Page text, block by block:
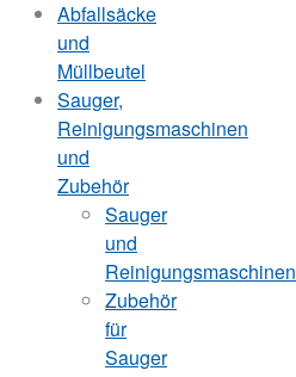
Abfallsäcke
und
Müllbeutel
Sauger,
Reinigungsmaschinen
und
Zubehör
Sauger
und
Reinigungsmaschinen
Zubehör
für
Sauger